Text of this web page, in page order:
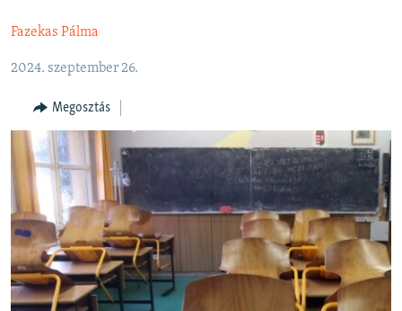
tartalomjegyzékre
ELEMZŐ
NER15
SZABADON
TÁRSADALOM
DEMOKRÁCIA
A PÉNZ NYOMÁBAN
EURÓPAI UNIÓ
VILÁG
KLÍMAVÁLTOZÁS
Fazekas Pálma
2024. szeptember 26.
Megosztás